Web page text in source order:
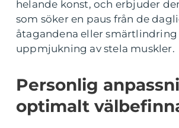
helande konst, och erbjuder
som söker en paus från de
åtagandena eller smärtlindring
uppmjukning av stela muskler.
Personlig
optimalt